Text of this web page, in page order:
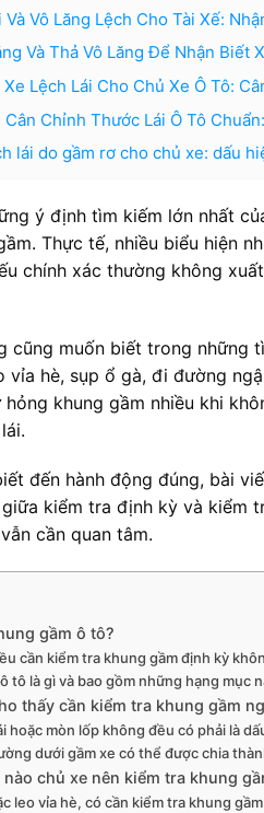
Và Vô Lăng Lệch Cho Tài Xế:
Và Thả Vô Lăng Để Nhận Biết
Lệch Lái Cho Chủ Xe Ô Tô:
Chỉnh Thước Lái Ô Tô
lái do gầm rơ cho chủ xe: dấu
ý định tìm kiếm lớn nhất
Thực tế, nhiều biểu hiện
chính xác thường không
cũng muốn biết trong những
vỉa hè, sụp ổ gà, đi đường
khung gầm nhiều khi
đến hành động đúng, bài
kiểm tra định kỳ và kiểm
cần quan tâm.
gầm ô tô?
cần kiểm tra khung gầm định kỳ
tô là gì và bao gồm những hạng mục
thấy cần kiểm tra khung gầm
hoặc mòn lốp không đều có phải là
dưới gầm xe có thể được chia
chủ xe nên kiểm tra khung
leo vỉa hè, có cần kiểm tra khung